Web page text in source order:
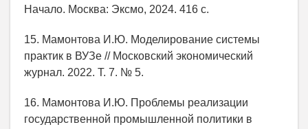
Начало. Москва: Эксмо, 2024. 416 с.
15. Мамонтова И.Ю. Моделирование системы
практик в ВУЗе // Московский экономический
журнал. 2022. Т. 7. № 5.
16. Мамонтова И.Ю. Проблемы реализации
государственной промышленной политики в